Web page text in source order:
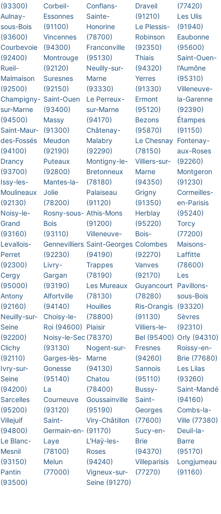
(93300)
Aulnay-
sous-Bois
(93600)
Courbevoie
(92400)
Rueil-
Malmaison
(92500)
Champigny-
sur-Marne
(94500)
Saint-Maur-
des-Fossés
(94100)
Drancy
(93700)
Issy-les-
Moulineaux
(92130)
Noisy-le-
Grand
(93160)
Levallois-
Perret
(92300)
Cergy
(95000)
Antony
(92160)
Neuilly-sur-
Seine
(92200)
Clichy
(92110)
Ivry-sur-
Seine
(94200)
Sarcelles
(95200)
Villejuif
(94800)
Le Blanc-
Mesnil
(93150)
Pantin
(93500)
Corbeil-
Essonnes
(91100)
Vincennes
(94300)
Montrouge
(92120)
Suresnes
(92150)
Saint-Ouen
(93400)
Massy
(91300)
Meudon
(92190)
Puteaux
(92800)
Mantes-la-
Jolie
(78200)
Rosny-sous-
Bois
(93110)
Gennevilliers
(92230)
Livry-
Gargan
(93190)
Alfortville
(94140)
Choisy-le-
Roi (94600)
Noisy-le-Sec
(93130)
Garges-lès-
Gonesse
(95140)
La
Courneuve
(93120)
Saint-
Germain-en-
Laye
(78100)
Melun
(77000)
Conflans-
Sainte-
Honorine
(78700)
Franconville
(95130)
Neuilly-sur-
Marne
(93330)
Le Perreux-
sur-Marne
(94170)
Châtenay-
Malabry
(92290)
Montigny-le-
Bretonneux
(78180)
Palaiseau
(91120)
Athis-Mons
(91200)
Villeneuve-
Saint-Georges
(94190)
Trappes
(78190)
Les Mureaux
(78130)
Houilles
(78800)
Plaisir
(78370)
Nogent-sur-
Marne
(94130)
Chatou
(78400)
Goussainville
(95190)
Viry-Châtillon
(91170)
L'Haÿ-les-
Roses
(94240)
Vigneux-sur-
Seine (91270)
Draveil
(91210)
Le Plessis-
Robinson
(92350)
Thiais
(94320)
Yerres
(91330)
Ermont
(95120)
Bezons
(95870)
Le Chesnay
(78150)
Villiers-sur-
Marne
(94350)
Grigny
(91350)
Herblay
(95220)
Bois-
Colombes
(92270)
Vanves
(92170)
Guyancourt
(78280)
Ris-Orangis
(91130)
Villiers-le-
Bel (95400)
Fresnes
(94260)
Sannois
(95110)
Bussy-
Saint-
Georges
(77600)
Sucy-en-
Brie
(94370)
Villeparisis
(77270)
(77420)
Les Ulis
(91940)
Eaubonne
(95600)
Saint-Ouen-
l'Aumône
(95310)
Villeneuve-
la-Garenne
(92390)
Étampes
(91150)
Fontenay-
aux-Roses
(92260)
Montgeron
(91230)
Cormeilles-
en-Parisis
(95240)
Torcy
(77200)
Maisons-
Laffitte
(78600)
Les
Pavillons-
sous-Bois
(93320)
Sèvres
(92310)
Orly (94310)
Roissy-en-
Brie (77680)
Les Lilas
(93260)
Saint-Mandé
(94160)
Combs-la-
Ville (77380)
Deuil-la-
Barre
(95170)
Longjumeau
(91160)